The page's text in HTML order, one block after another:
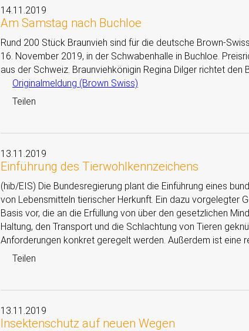
14.11.2019
Am Samstag nach Buchloe
Rund 200 Stück Braunvieh sind für die deutsche Brown-
16. November 2019, in der Schwabenhalle in Buchloe.
aus der Schweiz. Braunviehkönigin Regina Dilger richtet den
Originalmeldung (Brown Swiss)
Teilen
13.11.2019
Einführung des Tierwohlkennzeichens
(hib/EIS) Die Bundesregierung plant die Einführung eines
von Lebensmitteln tierischer Herkunft. Ein dazu vorgelegter
Basis vor, die an die Erfüllung von über den gesetzlichen
Haltung, den Transport und die Schlachtung von Tieren
Anforderungen konkret geregelt werden. Außerdem ist eine
Teilen
13.11.2019
Insektenschutz auf neuen Wegen